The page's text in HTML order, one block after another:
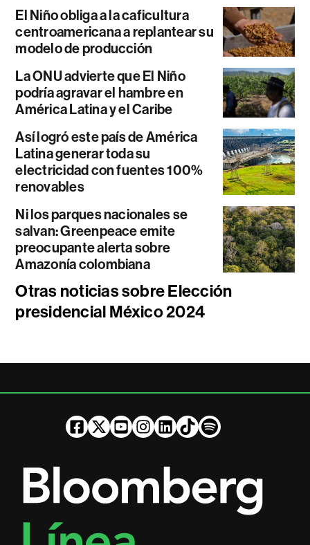
El Niño obliga a la caficultura
centroamericana a replantear su
modelo de producción
La ONU advierte que El Niño
podría agravar el hambre en
América Latina y el Caribe
Así logró este país de América
Latina generar toda su
electricidad con fuentes 100%
renovables
Ni los parques nacionales se
salvan: Greenpeace emite
preocupante alerta sobre
Amazonía colombiana
Otras noticias sobre Elección
presidencial México 2024